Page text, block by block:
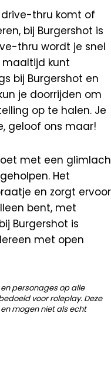
thru komt of
bij Burgershot is
thru wordt je snel
maaltijd kunt
bij Burgershot en
je doorrijden om
op te halen. Je
geloof ons maar!
met een glimlach
Het
en zorgt ervoor
bent, met
Burgershot is
met open
personages op alle
voor roleplay. Deze
mogen niet als echt